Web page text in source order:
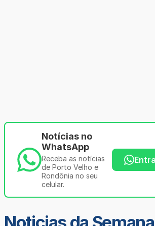
Notícias no
WhatsApp
Receba as notícias
de Porto Velho e
Rondônia no seu
celular.